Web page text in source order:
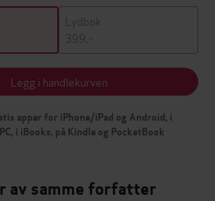
Lydbok
399,-
Legg i handlekurven
apper for iPhone/iPad og Android, i
i iBooks, på Kindle og PocketBook
av samme forfatter